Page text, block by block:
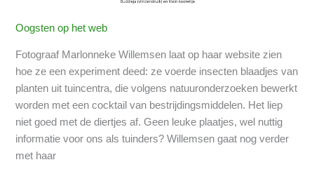
Oogsten op het web
Fotograaf Marlonneke Willemsen laat op haar website zien
hoe ze een experiment deed: ze voerde insecten blaadjes van
planten uit tuincentra, die volgens natuuronderzoeken bewerkt
worden met een cocktail van bestrijdingsmiddelen. Het liep
niet goed met de diertjes af. Geen leuke plaatjes, wel nuttig
informatie voor ons als tuinders? Willemsen gaat nog verder
met haar